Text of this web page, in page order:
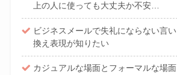
上の人に使っても大丈夫か不安…
ビジネスメールで失礼にならない言い
換え表現が知りたい
カジュアルな場面とフォーマルな場面